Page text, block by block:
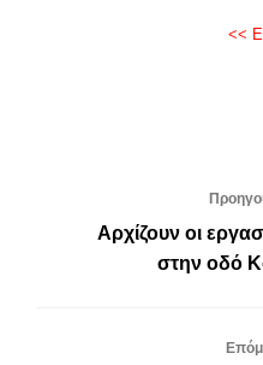
<<
Αρχίζουν οι
στην οδό